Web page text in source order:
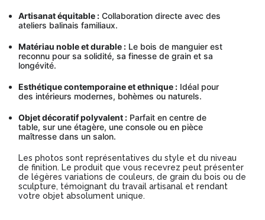
Artisanat équitable : Collaboration directe avec des
ateliers balinais familiaux.
Matériau noble et durable : Le bois de manguier est
reconnu pour sa solidité, sa finesse de grain et sa
longévité.
Esthétique contemporaine et ethnique : Idéal pour
des intérieurs modernes, bohèmes ou naturels.
Objet décoratif polyvalent : Parfait en centre de
table, sur une étagère, une console ou en pièce
maîtresse dans un salon.
Les photos sont représentatives du style et du niveau
de finition. Le produit que vous recevrez peut présenter
de légères variations de couleurs, de grain du bois ou de
sculpture, témoignant du travail artisanal et rendant
votre objet absolument unique.